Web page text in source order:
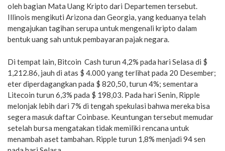
oleh bagian Mata Uang Kripto dari Departemen tersebut.
Illinois mengikuti Arizona dan Georgia, yang keduanya telah
mengajukan tagihan serupa untuk mengenali kripto dalam
bentuk uang sah untuk pembayaran pajak negara.
Di tempat lain, Bitcoin Cash turun 4,2% pada hari Selasa di $
1,212.86, jauh di atas $ 4.000 yang terlihat pada 20 Desember;
eter diperdagangkan pada $ 820,50, turun 4%; sementara
Litecoin turun 6,3% pada $ 198,03. Pada hari Senin, Ripple
melonjak lebih dari 7% di tengah spekulasi bahwa mereka bisa
segera masuk daftar Coinbase. Keuntungan tersebut memudar
setelah bursa mengatakan tidak memiliki rencana untuk
menambah aset tambahan. Ripple turun 1,8% menjadi 94 sen